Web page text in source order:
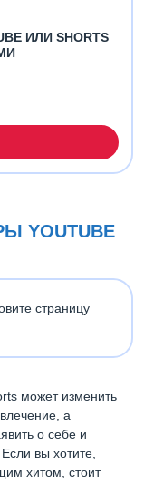
ИЛИ SHORTS
YOUTUBE
страницу
может изменить
а
о себе и
вы хотите,
хитом, стоит